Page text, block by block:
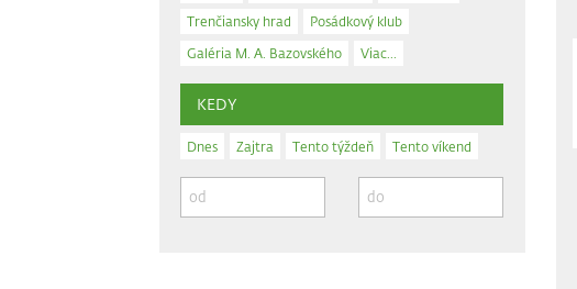
Trenčiansky hrad
Posádkový klub
Galéria M. A. Bazovského
Viac...
KEDY
Dnes Zajtra Tento týždeň Tento víkend